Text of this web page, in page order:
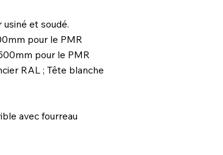
usiné et soudé.
pour le PMR
pour le PMR
RAL ; Tête blanche
avec fourreau